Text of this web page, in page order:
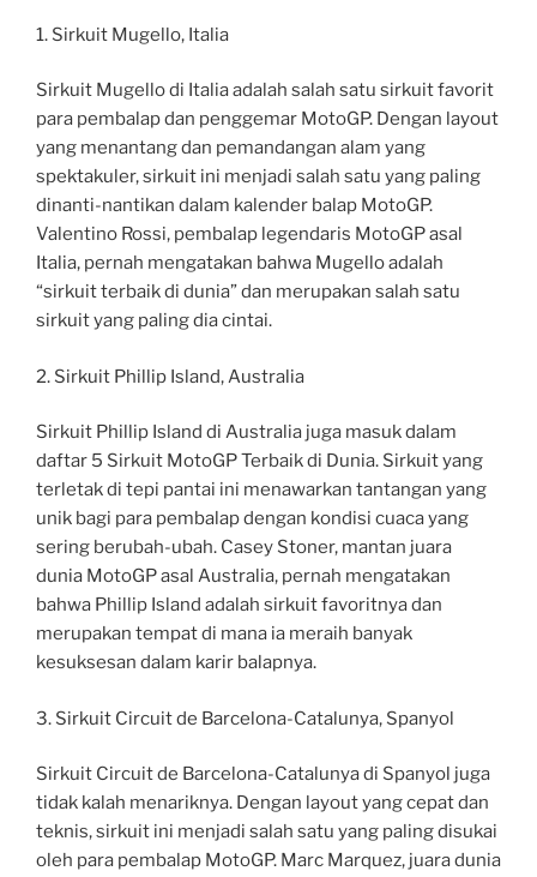
1. Sirkuit Mugello, Italia
Sirkuit Mugello di Italia adalah salah satu sirkuit favorit
para pembalap dan penggemar MotoGP. Dengan layout
yang menantang dan pemandangan alam yang
spektakuler, sirkuit ini menjadi salah satu yang paling
dinanti-nantikan dalam kalender balap MotoGP.
Valentino Rossi, pembalap legendaris MotoGP asal
Italia, pernah mengatakan bahwa Mugello adalah
“sirkuit terbaik di dunia” dan merupakan salah satu
sirkuit yang paling dia cintai.
2. Sirkuit Phillip Island, Australia
Sirkuit Phillip Island di Australia juga masuk dalam
daftar 5 Sirkuit MotoGP Terbaik di Dunia. Sirkuit yang
terletak di tepi pantai ini menawarkan tantangan yang
unik bagi para pembalap dengan kondisi cuaca yang
sering berubah-ubah. Casey Stoner, mantan juara
dunia MotoGP asal Australia, pernah mengatakan
bahwa Phillip Island adalah sirkuit favoritnya dan
merupakan tempat di mana ia meraih banyak
kesuksesan dalam karir balapnya.
3. Sirkuit Circuit de Barcelona-Catalunya, Spanyol
Sirkuit Circuit de Barcelona-Catalunya di Spanyol juga
tidak kalah menariknya. Dengan layout yang cepat dan
teknis, sirkuit ini menjadi salah satu yang paling disukai
oleh para pembalap MotoGP. Marc Marquez, juara dunia